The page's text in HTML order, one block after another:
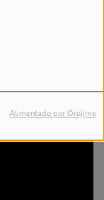
Alimentado por Orejime